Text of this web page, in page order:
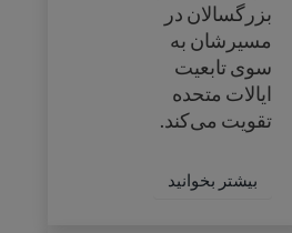
بزرگسالان در
مسیرشان به
سوی تابعیت
ایالات متحده
تقویت می‌کند.
بیشتر بخوانید